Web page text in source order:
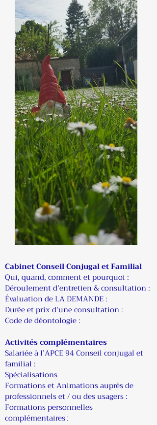
Cabinet Conseil Conjugal et Familial
Qui, quand, comment et pourquoi :​​
Déroulement d’entretien & consultation :
Évaluation de LA DEMANDE :
Durée et prix d'une consultation :
Code de déontologie :
Activités complémentaires
Salariée à l’APCE 94 Conseil conjugal et
familial :
Spécialisations
Formations et Animations auprès de
professionnels et / ou des usagers :
Formations personnelles
complémentaires: